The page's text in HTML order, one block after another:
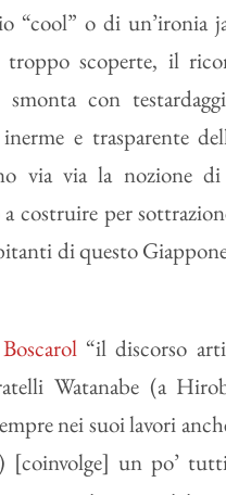
“cool” o di un’ironia
troppo scoperte, il
smonta con
e trasparente
via via la nozione
costruire per
di questo
“il discorso
Watanabe (a
nei suoi lavori
[coinvolge] un po’